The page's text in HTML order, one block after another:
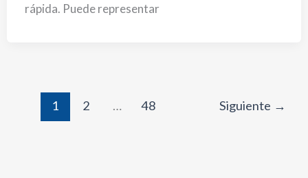
rápida. Puede representar
1 2 … 48 Siguiente →